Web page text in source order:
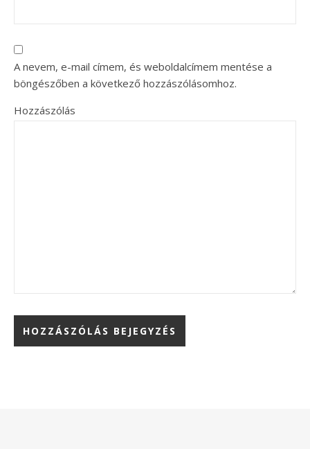
A nevem, e-mail címem, és weboldalcímem mentése a
böngészőben a következő hozzászólásomhoz.
Hozzászólás